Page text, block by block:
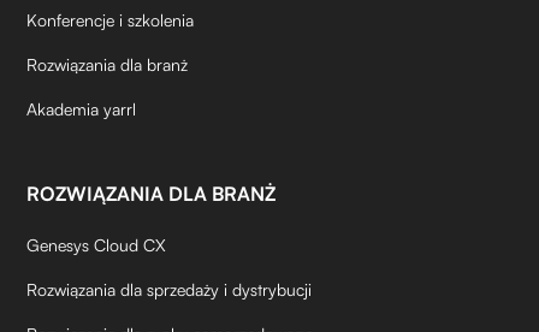
Konferencje i szkolenia
Rozwiązania dla branż
Akademia yarrl
ROZWIĄZANIA DLA BRANŻ
Genesys Cloud CX
Rozwiązania dla sprzedaży i dystrybucji